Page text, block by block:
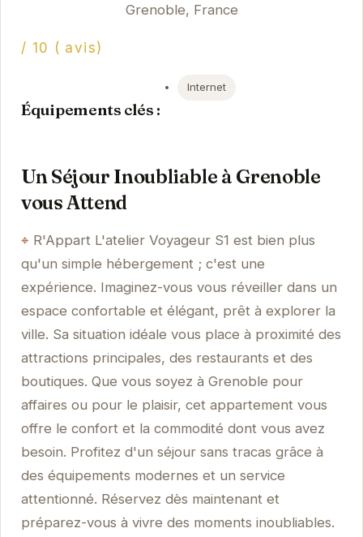
Grenoble, France
/ 10 ( avis)
Équipements clés :
Internet
Un Séjour Inoubliable à Grenoble
vous Attend
R'Appart L'atelier Voyageur S1 est bien plus
qu'un simple hébergement ; c'est une
expérience. Imaginez-vous vous réveiller dans un
espace confortable et élégant, prêt à explorer la
ville. Sa situation idéale vous place à proximité des
attractions principales, des restaurants et des
boutiques. Que vous soyez à Grenoble pour
affaires ou pour le plaisir, cet appartement vous
offre le confort et la commodité dont vous avez
besoin. Profitez d'un séjour sans tracas grâce à
des équipements modernes et un service
attentionné. Réservez dès maintenant et
préparez-vous à vivre des moments inoubliables.